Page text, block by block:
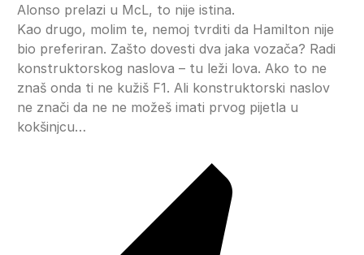
Alonso prelazi u McL, to nije istina.
Kao drugo, molim te, nemoj tvrditi da Hamilton nije
bio preferiran. Zašto dovesti dva jaka vozača? Radi
konstruktorskog naslova – tu leži lova. Ako to ne
znaš onda ti ne kužiš F1. Ali konstruktorski naslov
ne znači da ne ne možeš imati prvog pijetla u
kokšinjcu…